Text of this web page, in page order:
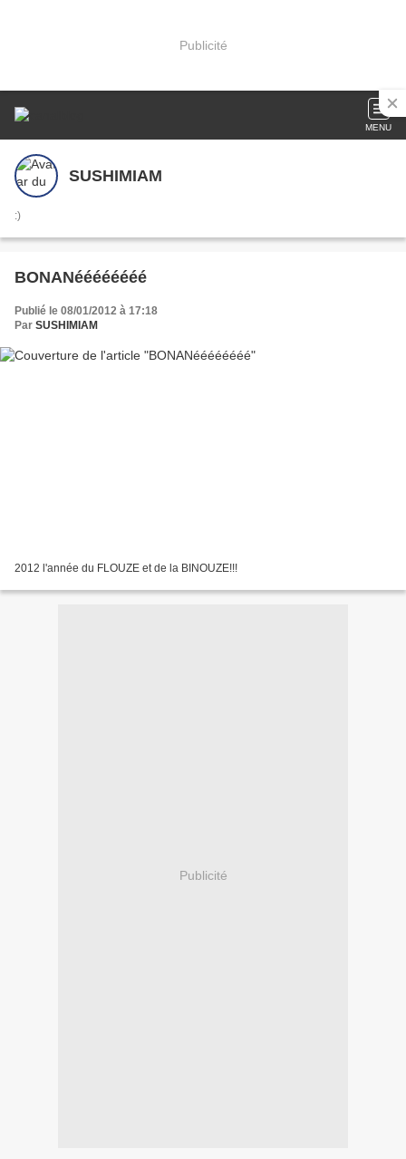
Publicité
MENU
SUSHIMIAM
:)
BONANéééééééé
Publié le 08/01/2012 à 17:18
Par SUSHIMIAM
2012 l'année du FLOUZE et de la BINOUZE!!!
Publicité